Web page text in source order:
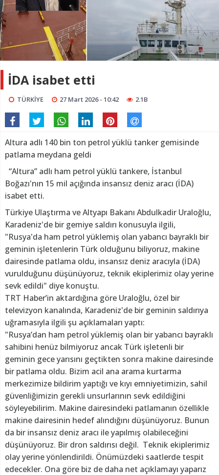
İDA isabet etti
TÜRKİYE 27 Mart 2026 - 10:42 2.1B
Altura adlı 140 bin ton petrol yüklü tanker gemisinde
patlama meydana geldi
“Altura” adlı ham petrol yüklü tankere, İstanbul
Boğazı'nın 15 mil açığında insansız deniz aracı (İDA)
isabet etti.
Türkiye Ulaştırma ve Altyapı Bakanı Abdulkadir Uraloğlu,
Karadeniz'de bir gemiye saldırı konusuyla ilgili,
"Rusya'da ham petrol yüklemiş olan yabancı bayraklı bir
geminin işletenlerin Türk olduğunu biliyoruz, makine
dairesinde patlama oldu, insansız deniz aracıyla (İDA)
vurulduğunu düşünüyoruz, teknik ekiplerimiz olay yerine
sevk edildi" diye konuştu.
TRT Haber’in aktardığına göre Uraloğlu, özel bir
televizyon kanalında, Karadeniz'de bir geminin saldırıya
uğramasıyla ilgili şu açıklamaları yaptı:
"Rusya’dan ham petrol yüklemiş olan bir yabancı bayraklı
sahibini henüz bilmiyoruz ancak Türk işletenli bir
geminin gece yarısını geçtikten sonra makine dairesinde
bir patlama oldu. Bizim acil ana arama kurtarma
merkezimize bildirim yaptığı ve kıyı emniyetimizin, sahil
güvenliğimizin gerekli unsurlarının sevk edildiğini
söyleyebilirim. Makine dairesindeki patlamanın özellikle
makine dairesinin hedef alındığını düşünüyoruz. Bunun
da bir insansız deniz aracı ile yapılmış olabileceğini
düşünüyoruz. Bir dron saldırısı değil. Teknik ekiplerimiz
olay yerine yönlendirildi. Önümüzdeki saatlerde tespit
edecekler. Ona göre biz de daha net açıklamayı yaparız